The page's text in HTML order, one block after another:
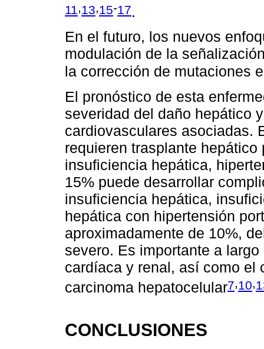
11 13 15-17.
En el futuro, los nuevos
modulación de la
la corrección de mutaciones
El pronóstico de esta
severidad del daño hepático
cardiovasculares asociadas.
requieren trasplante
insuficiencia hepática,
15% puede desarrollar
insuficiencia hepática,
hepática con hipertensión
aproximadamente de 10%,
severo. Es importante a
cardíaca y renal, así como el
carcinoma hepatocelular7,10,
CONCLUSIONES